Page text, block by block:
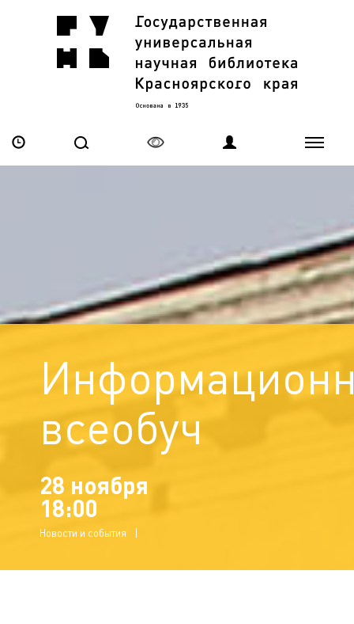
всеобуч
28 ноября
18:00
Новости и события